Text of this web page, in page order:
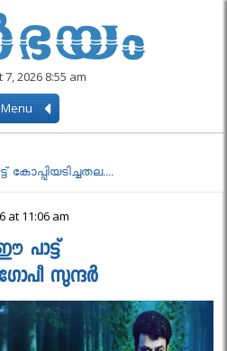
7, 2026 8:55 am
Menu
at 11:06 am
പാട്ട്
ഗോപീ സുന്ദര്‍